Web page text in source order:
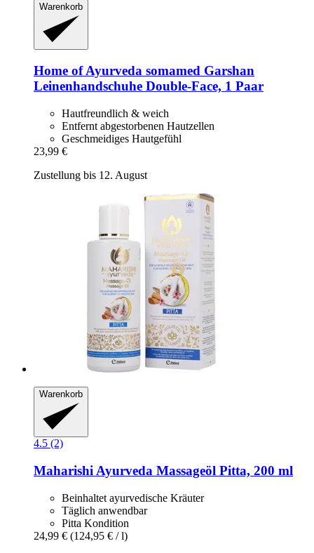
Warenkorb
Home of Ayurveda somamed Garshan
Leinenhandschuhe Double-​Face, 1 Paar
Hautfreundlich & weich
Entfernt abgestorbenen Hautzellen
Geschmeidiges Hautgefühl
23,99 €
Zustellung bis 12. August
Warenkorb
4.5 (2)
Maharishi Ayurveda Massageöl Pitta, 200 ml
Beinhaltet ayurvedische Kräuter
Täglich anwendbar
Pitta Kondition
24,99 € (124,95 € / l)